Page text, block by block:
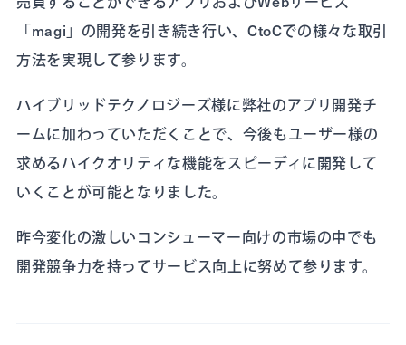
「magi」の開発を引き続き行い、CtoCでの様々な取引
方法を実現して参ります。
ハイブリッドテクノロジーズ様に弊社のアプリ開発チ
ームに加わっていただくことで、今後もユーザー様の
求めるハイクオリティな機能をスピーディに開発して
いくことが可能となりました。
昨今変化の激しいコンシューマー向けの市場の中でも
開発競争力を持ってサービス向上に努めて参ります。